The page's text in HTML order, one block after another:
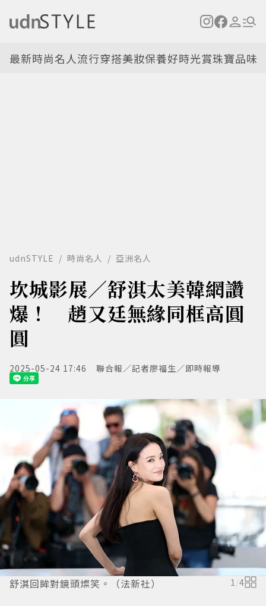
最新時尚名人流行穿搭美妝保養好時光賞珠寶品味
udnSTYLE 時尚名人 亞洲名人
坎城影展／舒淇太美韓網讚
爆！ 趙又廷無緣同框高圓
圓
2025-05-24 17:46 聯合報／記者廖福生／即時報導
舒淇回眸對鏡頭燦笑。（法新社） 1/4